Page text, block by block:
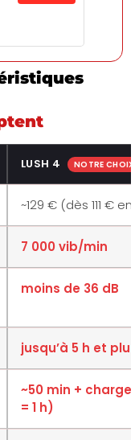
LUSH 4 NOTRE CHOIX
~129 € (dès 111 €
7 000 vib/min
moins de 36 dB
jusqu’à 5 h et plus
~50 min + charge
= 1 h)